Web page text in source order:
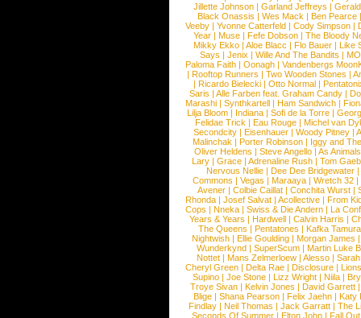
Jillette Johnson | Garland Jeffreys |
Black Onassis | Wes Mack | Ben Pearce
Veeby | Yvonne Catterfeld | Cody Simpson |
Year |Muse |Fefe Dobson |The Bloody
Mikky Ekko | Aloe Blacc | Flo Bauer | Like
Says | Jenix | Wille And The Bandits | MO
Paloma Faith |Oonagh |Vandenbergs
|Rooftop Runners |Two Wooden Stones |
| Ricardo Bielecki | Otto Normal |
Saris | Alle Farben feat. Graham Candy |
Marashi | Synthkartell | Ham Sandwich |
Lilja Bloom | Indiana | Sofi de la Torre |
Felidae Trick | Eau Rouge | Michel van
Secondcity |Eisenhauer |Woody Pitney |
Malinchak |Porter Robinson | Iggy and
Oliver Heldens |Steve Angello |As Animals
Lary | Grace | Adrenaline Rush | Tom
Nervous Nellie | Dee Dee Bridgewater |
Commons |Vegas |Maraaya |Wretch 32 |
Avener | Colbie Caillat | Conchita Wurst |
Rhonda | Josef Salvat | Acollective | From
Cops | Nneka | Swiss & Die Andern | La
Years & Years |Hardwell |Calvin Harris |
The Queens | Pentatones | Kafka Tamura
Nightwish |Ellie Goulding |Morgan James
Wunderkynd | SuperScum | Martin Luke
Nottet |Mans Zelmerloew |Alesso |
Cheryl Green |Delta Rae |Disclosure |
Supino |Joe Stone |Lizz Wright |Niila |
Troye Sivan | Kelvin Jones | David Garrett
Blige | Shana Pearson | Felix Jaehn | Katy
Findlay |Neil Thomas |Jack Garratt |The
Seconds Of Summer |Elton John |Fall